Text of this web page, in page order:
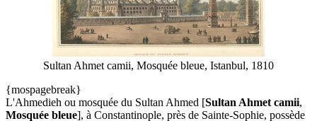
Sultan Ahmet camii, Mosquée bleue, Istanbul, 1810
{mospagebreak}
L'Ahmedieh ou mosquée du Sultan Ahmed [Sultan Ahmet camii,
Mosquée bleue], à Constantinople, près de Sainte-Sophie, possède